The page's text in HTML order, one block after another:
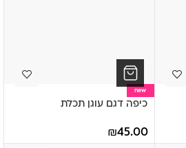
new
כיפה דגם עוגן תכלת
45.00
₪